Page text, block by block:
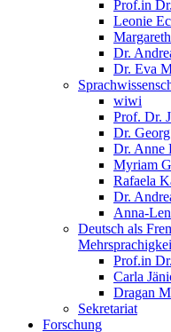
Prof.in
Leonie
Dr.
Dr. Eva
wiwi
Prof. Dr.
Dr.
Dr. Anne
Myriam
Rafaela
Dr.
Anna-
Deutsch als
Prof.in
Carla
Dragan
Sekretariat
Forschung